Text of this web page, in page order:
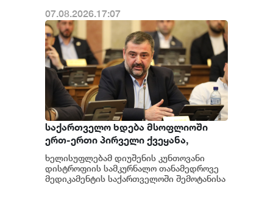
07.08.2026.17:07
საქართველო ხდება მსოფლიოში
ერთ-ერთი პირველი ქვეყანა,
რომელიც მედიკამენტ ჯივინოსტატს
შეიძენს და სახელმწიფო
პროგრამაში დანერგავს - ბექა
ხელისუფლებამ დიუშენის კუნთოვანი
დისტროფიის სამკურნალო თანამედროვე
მედიკამენტის საქართველოში შემოტანისა